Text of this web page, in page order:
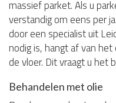
massief parket. Als u
verstandig om eens per
door een specialist uit
nodig is, hangt af van
de vloer. Dit vraagt u het
Behandelen met olie